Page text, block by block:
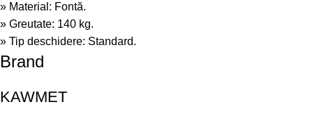
» Material: Fontă.
» Greutate: 140 kg.
» Tip deschidere: Standard.
Brand
KAWMET